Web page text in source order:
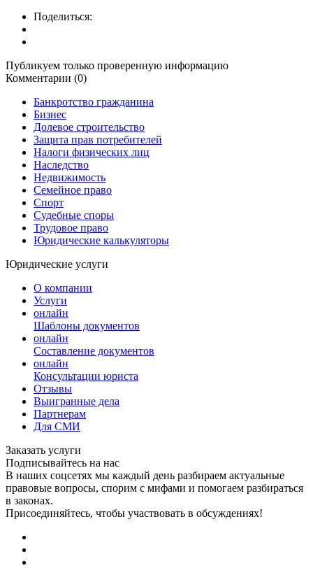
Поделиться:
Публикуем только проверенную информацию
Комментарии (0)
Банкротство гражданина
Бизнес
Долевое строительство
Защита прав потребителей
Налоги физических лиц
Наследство
Недвижимость
Семейное право
Спорт
Судебные споры
Трудовое право
Юридические калькуляторы
Юридические услуги
О компании
Услуги
онлайн
Шаблоны документов
онлайн
Составление документов
онлайн
Консультации юриста
Отзывы
Выигранные дела
Партнерам
Для СМИ
Заказать услуги
Подписывайтесь на нас
В наших соцсетях мы каждый день разбираем актуальные
правовые вопросы, спорим с мифами и помогаем разбираться
в законах.
Присоединяйтесь, чтобы участвовать в обсуждениях!